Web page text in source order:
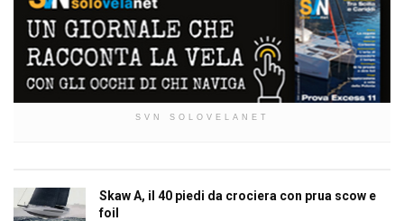
SVN SOLOVELANET
Skaw A, il 40 piedi da crociera con prua scow e
foil